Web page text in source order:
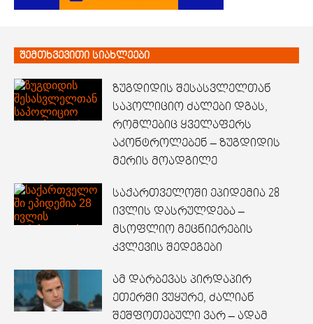
შემთხვევითი სიახლეები
ზუგდიდის შესასვლელთან
საპოლიციო ძალები დგას,
რომლებიც ყველაფერს
აკონტროლებენ – ზუგდიდის
მერის მოადგილე
საქართველოში ეპიდემია 28
ივლის დასრულდება –
მსოფლიო მეცნიერების
კვლევის შედეგები
ამ დარბევას პირდაპირ
ეთერში ვუყურე, ძალიან
შეშფოთებული ვარ – ადამ